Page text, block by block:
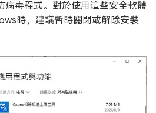
病毒程式。對於使用這些安全軟體
時，建議暫時關閉或解除安裝